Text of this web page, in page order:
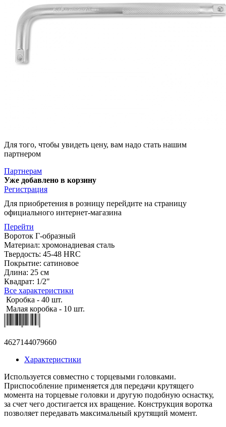
Для того, чтобы увидеть цену, вам надо стать нашим
партнером
Партнерам
Уже добавлено в корзину
Регистрация
Для приобретения в розницу перейдите на страницу
официального интернет-магазина
Перейти
Вороток Г-образный
Материал: хромонадиевая сталь
Твердость: 45-48 HRC
Покрытие: сатиновое
Длина: 25 см
Квадрат: 1/2"
Все характеристики
Коробка - 40 шт.
Малая коробка - 10 шт.
4627144079660
Характеристики
Используется совместно с торцевыми головками.
Приспособление применяется для передачи крутящего
момента на торцевые головки и другую подобную оснастку,
за счет чего достигается их вращение. Конструкция воротка
позволяет передавать максимальный крутящий момент.